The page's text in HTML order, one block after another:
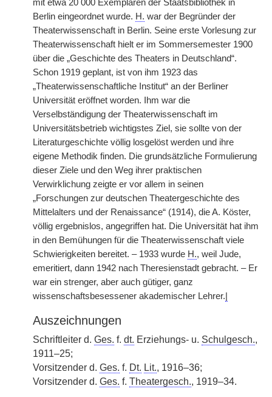
mit etwa 20 000 Exemplaren der Staatsbibliothek in
Berlin eingeordnet wurde. H. war der Begründer der
Theaterwissenschaft in Berlin. Seine erste Vorlesung zur
Theaterwissenschaft hielt er im Sommersemester 1900
über die „Geschichte des Theaters in Deutschland“.
Schon 1919 geplant, ist von ihm 1923 das
„Theaterwissenschaftliche Institut“ an der Berliner
Universität eröffnet worden. Ihm war die
Verselbständigung der Theaterwissenschaft im
Universitätsbetrieb wichtigstes Ziel, sie sollte von der
Literaturgeschichte völlig losgelöst werden und ihre
eigene Methodik finden. Die grundsätzliche Formulierung
dieser Ziele und den Weg ihrer praktischen
Verwirklichung zeigte er vor allem in seinen
„Forschungen zur deutschen Theatergeschichte des
Mittelalters und der Renaissance“ (1914), die A. Köster,
völlig ergebnislos, angegriffen hat. Die Universität hat ihm
in den Bemühungen für die Theaterwissenschaft viele
Schwierigkeiten bereitet. – 1933 wurde H., weil Jude,
emeritiert, dann 1942 nach Theresienstadt gebracht. – Er
war ein strenger, aber auch gütiger, ganz
wissenschaftsbesessener akademischer Lehrer.
Auszeichnungen
Schriftleiter d. Ges. f. dt. Erziehungs- u. Schulgesch.,
1911–25;
Vorsitzender d. Ges. f. Dt. Lit., 1916–36;
Vorsitzender d. Ges. f. Theatergesch., 1919–34.